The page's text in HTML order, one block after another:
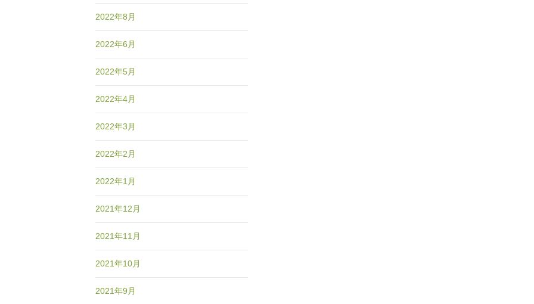
2022年8月
2022年6月
2022年5月
2022年4月
2022年3月
2022年2月
2022年1月
2021年12月
2021年11月
2021年10月
2021年9月